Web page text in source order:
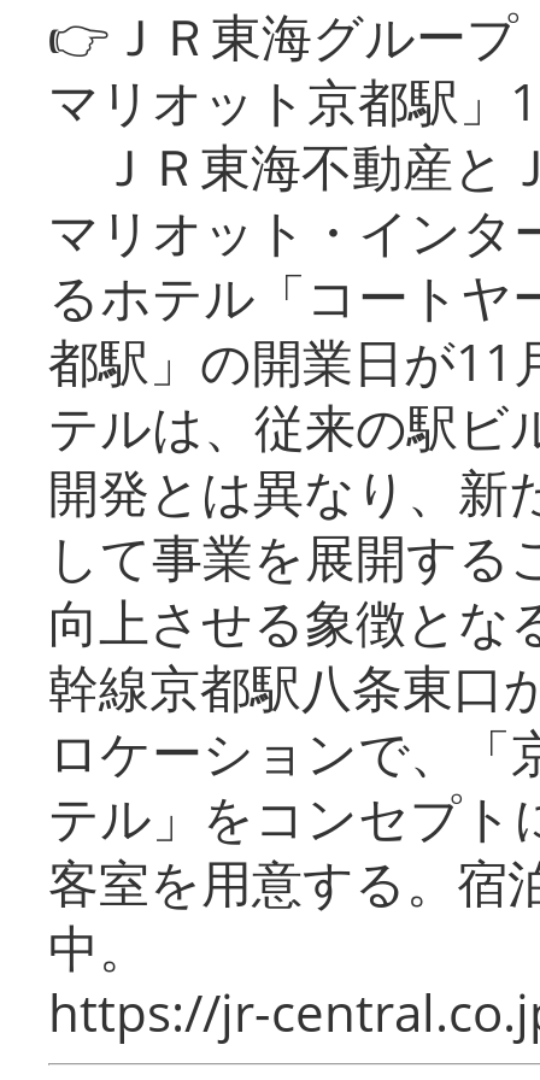
👉ＪＲ東海グルー
マリオット京都駅」
ＪＲ東海不動産と
マリオット・インタ
るホテル「コートヤ
都駅」の開業日が11
テルは、従来の駅ビ
開発とは異なり、新
して事業を展開する
向上させる象徴とな
幹線京都駅八条東口
ロケーションで、「
テル」をコンセプト
客室を用意する。宿
中。
https://jr-